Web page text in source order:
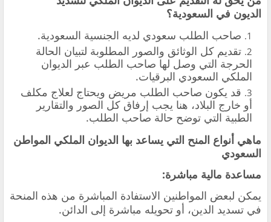
الديون في السعودية؟
صاحب الطلب سعودي لديه الجنسية السعودية.
تقديم كل الوثائق والصور المطلوبة لتبيان الحالة
الحرجة التي وصل لها صاحب الطلب عبر الديوان
الملكي السعودي البرقيات.
قد يكون صاحب الطلب مريض ويحتاج لعلاج مكلف
أو خارج البلاد، هنا يجب إرفاق كل الصور والتقارير
الطبية التي توضح حالة صاحب الطلب.
ماهي أنواع المنح التي يساعد بها الديوان الملكي المواطن
السعودي
مساعدة مالية مباشرة:
يمكن لبعض المواطنين الاستفادة المباشرة من هذه المنحة
في تسديد الدين، أو تحويله مباشرة إلى الدائن.